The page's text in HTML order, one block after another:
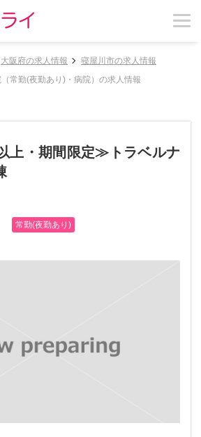
大阪府の求人情報
寝屋川市の求人情報
常勤(夜勤あり)・病院）の求人情報
上・期間限定≫トラベルナ
常勤(夜勤あり)